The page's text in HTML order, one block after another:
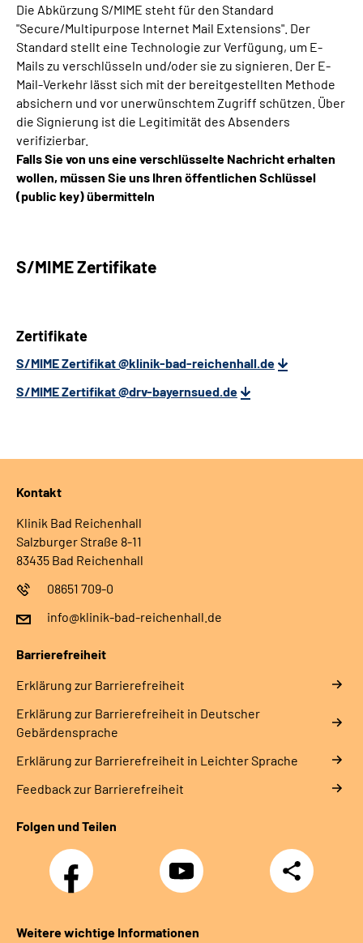
Die Abkürzung S/MIME steht für den Standard
"Secure/Multipurpose Internet Mail Extensions". Der
Standard stellt eine Technologie zur Verfügung, um E-
Mails zu verschlüsseln und/oder sie zu signieren. Der E-
Mail-Verkehr lässt sich mit der bereitgestellten Methode
absichern und vor unerwünschtem Zugriff schützen. Über
die Signierung ist die Legitimität des Absenders
verifizierbar.
Falls Sie von uns eine verschlüsselte Nachricht erhalten
wollen, müssen Sie uns Ihren öffentlichen Schlüssel
(public key) übermitteln
S/MIME Zertifikate
Zertifikate
S/MIME Zertifikat @klinik-bad-reichenhall.de
S/MIME Zertifikat @drv-bayernsued.de
Kontakt
Klinik Bad Reichenhall
Salzburger Straße 8-11
83435 Bad Reichenhall
08651 709-0
info@klinik-bad-reichenhall.de
Barrierefreiheit
Erklärung zur Barrierefreiheit
Erklärung zur Barrierefreiheit in Deutscher
Gebärdensprache
Erklärung zur Barrierefreiheit in Leichter Sprache
Feedback zur Barrierefreiheit
Folgen und Teilen
Facebook YouTube
Teilen
Weitere wichtige Informationen